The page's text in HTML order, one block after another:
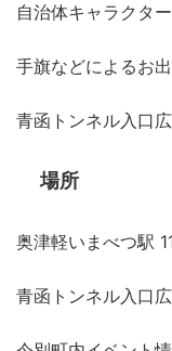
自治体キャラクタ
手旗などによるお出
青函トンネル入口
場所
奥津軽いまべつ駅
青函トンネル入口